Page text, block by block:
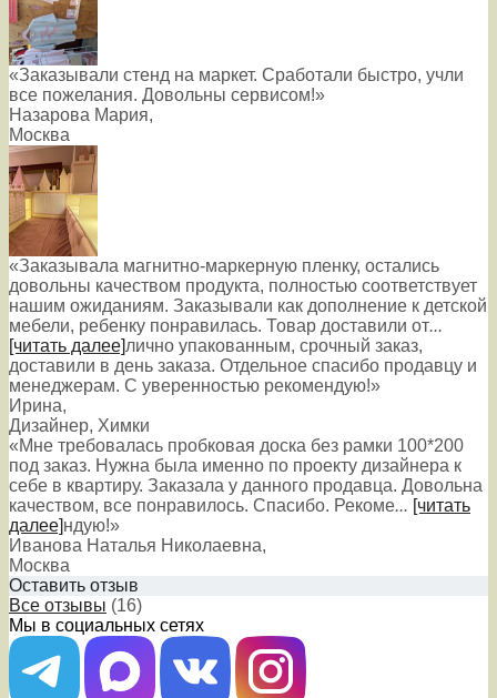
«Заказывали стенд на маркет. Сработали быстро, учли
все пожелания. Довольны сервисом!»
Назарова Мария,
Москва
«Заказывала магнитно-маркерную пленку, остались
довольны качеством продукта, полностью соответствует
нашим ожиданиям. Заказывали как дополнение к детской
мебели, ребенку понравилась. Товар доставили от...
[читать далее]лично упакованным, срочный заказ,
доставили в день заказа. Отдельное спасибо продавцу и
менеджерам. С уверенностью рекомендую!»
Ирина,
Дизайнер, Химки
«Мне требовалась пробковая доска без рамки 100*200
под заказ. Нужна была именно по проекту дизайнера к
себе в квартиру. Заказала у данного продавца. Довольна
качеством, все понравилось. Спасибо. Рекоме... [читать
далее]ндую!»
Иванова Наталья Николаевна,
Москва
Оставить отзыв
Все отзывы (16)
Мы в социальных сетях